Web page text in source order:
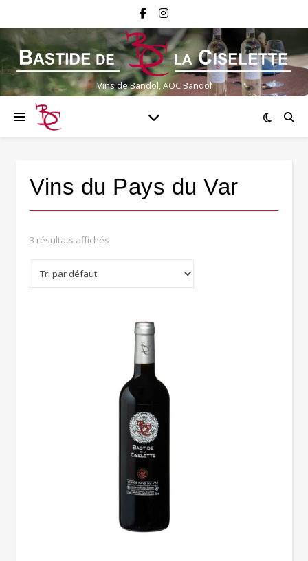
Vins de Bandol, AOC Bandol
Vins du Pays du Var
3 résultats affichés